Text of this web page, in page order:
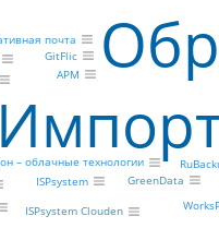
– облачные технологии
ISPsystem
GreenData
почта
АРМ
GitFlic
ISPsystem Clouden